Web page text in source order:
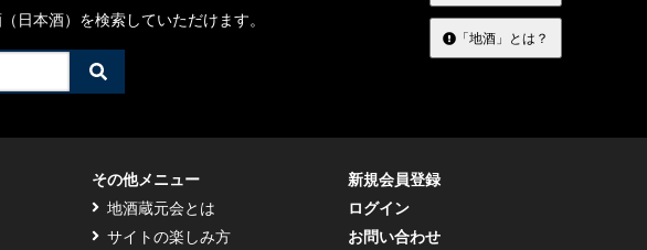
日本酒）を検索していただけます。
検
索
「地酒」とは？
その他メニュー
地酒蔵元会とは
サイトの楽しみ方
新規会員登録
ログイン
お問い合わせ